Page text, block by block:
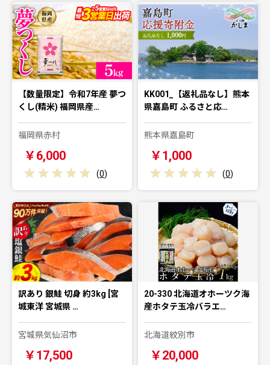
【数量限定】令和7年産 夢つ
くし(精米) 福岡県産…
福岡県赤村
￥6,000
(0)
KK001_【返礼品なし】熊本
県嘉島町 ふるさと応…
熊本県嘉島町
￥1,000
(0)
訳あり 銀鮭 切身 約3kg [宮
城東洋 宮城県 …
宮城県気仙沼市
￥17,500
20-330 北海道オホーツク海
産ホタテ玉冷バラエ…
北海道紋別市
￥20,000